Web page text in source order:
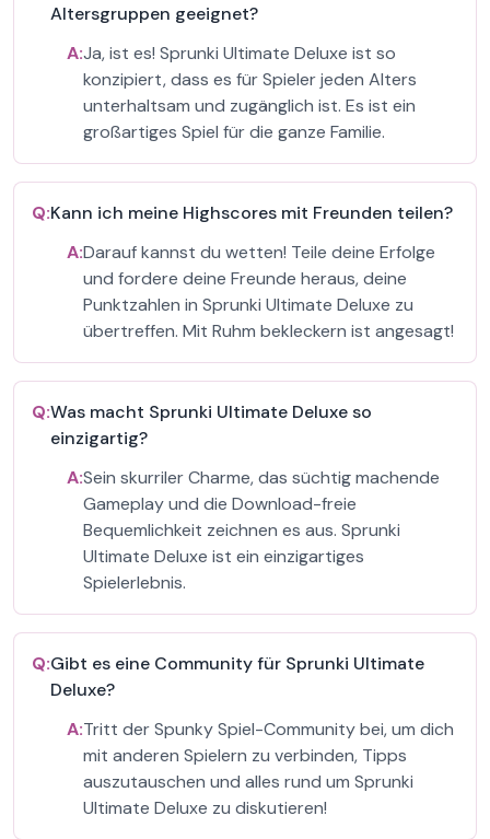
Altersgruppen geeignet?
A:Ja, ist es! Sprunki Ultimate Deluxe ist so
konzipiert, dass es für Spieler jeden Alters
unterhaltsam und zugänglich ist. Es ist ein
großartiges Spiel für die ganze Familie.
Q:Kann ich meine Highscores mit Freunden teilen?
A:Darauf kannst du wetten! Teile deine Erfolge
und fordere deine Freunde heraus, deine
Punktzahlen in Sprunki Ultimate Deluxe zu
übertreffen. Mit Ruhm bekleckern ist angesagt!
Q:Was macht Sprunki Ultimate Deluxe so
einzigartig?
A:Sein skurriler Charme, das süchtig machende
Gameplay und die Download-freie
Bequemlichkeit zeichnen es aus. Sprunki
Ultimate Deluxe ist ein einzigartiges
Spielerlebnis.
Q:Gibt es eine Community für Sprunki Ultimate
Deluxe?
A:Tritt der Spunky Spiel-Community bei, um dich
mit anderen Spielern zu verbinden, Tipps
auszutauschen und alles rund um Sprunki
Ultimate Deluxe zu diskutieren!